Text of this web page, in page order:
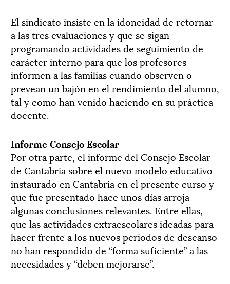
El sindicato insiste en la idoneidad de retornar
a las tres evaluaciones y que se sigan
programando actividades de seguimiento de
carácter interno para que los profesores
informen a las familias cuando observen o
prevean un bajón en el rendimiento del alumno,
tal y como han venido haciendo en su práctica
docente.
Informe Consejo Escolar
Por otra parte, el informe del Consejo Escolar
de Cantabria sobre el nuevo modelo educativo
instaurado en Cantabria en el presente curso y
que fue presentado hace unos días arroja
algunas conclusiones relevantes. Entre ellas,
que las actividades extraescolares ideadas para
hacer frente a los nuevos periodos de descanso
no han respondido de “forma suficiente” a las
necesidades y “deben mejorarse”.